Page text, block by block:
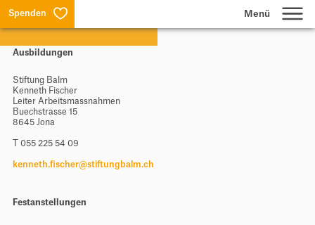
Spenden
Lernen
Wohnen & Arbeiten
Produktion & Dienstleistungen
Ausbildungen
Stiftung Balm
Kenneth Fischer
Leiter Arbeitsmassnahmen
Buechstrasse 15
8645 Jona
T 055 225 54 09
kenneth.fischer@stiftungbalm.ch
Festanstellungen